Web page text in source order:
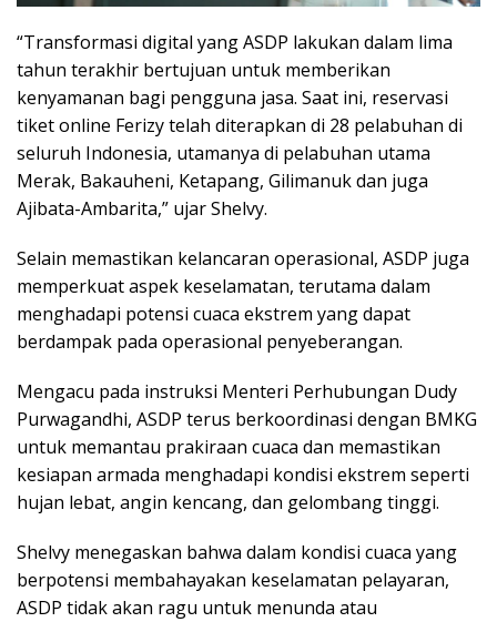
“Transformasi digital yang ASDP lakukan dalam lima
tahun terakhir bertujuan untuk memberikan
kenyamanan bagi pengguna jasa. Saat ini, reservasi
tiket online Ferizy telah diterapkan di 28 pelabuhan di
seluruh Indonesia, utamanya di pelabuhan utama
Merak, Bakauheni, Ketapang, Gilimanuk dan juga
Ajibata-Ambarita,” ujar Shelvy.
Selain memastikan kelancaran operasional, ASDP juga
memperkuat aspek keselamatan, terutama dalam
menghadapi potensi cuaca ekstrem yang dapat
berdampak pada operasional penyeberangan.
Mengacu pada instruksi Menteri Perhubungan Dudy
Purwagandhi, ASDP terus berkoordinasi dengan BMKG
untuk memantau prakiraan cuaca dan memastikan
kesiapan armada menghadapi kondisi ekstrem seperti
hujan lebat, angin kencang, dan gelombang tinggi.
Shelvy menegaskan bahwa dalam kondisi cuaca yang
berpotensi membahayakan keselamatan pelayaran,
ASDP tidak akan ragu untuk menunda atau